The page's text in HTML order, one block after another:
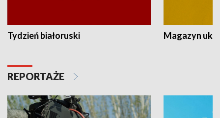
Tydzień białoruski Magazyn
REPORTAŻE